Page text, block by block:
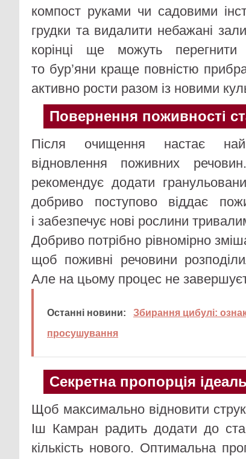
компост руками чи садовими
грудки та видалити небажані
корінці ще можуть
то бур’яни краще повністю
активно рости разом із новими
Повернення поживності
Після очищення настає
відновлення поживних
рекомендує додати
добриво поступово віддає
і забезпечує нові рослини
Добриво потрібно рівномірно
щоб поживні речовини
Але на цьому процес не
Останні новини:
Збирання цибулі:
просушування
Секретна пропорція
Щоб максимально відновити
Іш Камран радить додати до
кількість нового. Оптимальна